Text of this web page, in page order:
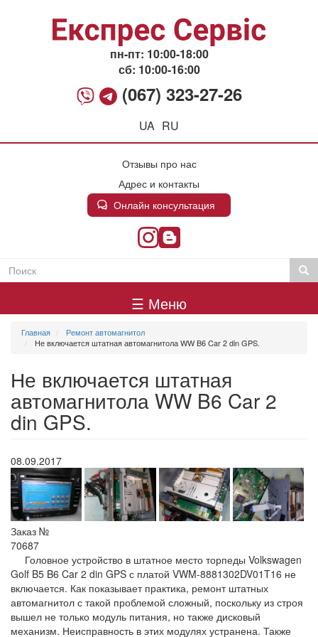
пн-пт: 10:00-18:00
сб: 10:00-16:00
(067) 323-27-26
UA RU
Отзывы про нас
Адрес и контакты
Онлайн консультация
Пошукова
Поиск
меню
☰ Меню
Главная
Ремонт автомагнитол
Не включается штатная автомагнитола WW B6 Car 2 din GPS.
Не включается штатная
автомагнитола WW B6 Car 2
din GPS.
08.09.2017
Заказ №
70687
Головное устройство в штатное место торпеды Volkswagen
Golf B5 B6 Car 2 din GPS с платой VWM-8881302DV01T16 не
включается. Как показывает практика, ремонт штатных
автомагнитол с такой проблемой сложный, поскольку из строя
вышел не только модуль питания, но также дисковый
механизм. Неисправность в этих модулях устранена. Также